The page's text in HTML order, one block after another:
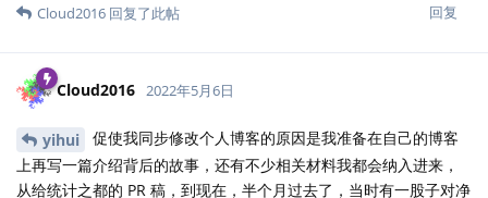
回复
Cloud2016 回复了此帖
Cloud2016 2022年5月6日
yihui
促使我同步修改个人博客的原因是我准备在自己的博客
上再写一篇介绍背后的故事，还有不少相关材料我都会纳入进来，
从给统计之都的 PR 稿，到现在，半个月过去了，当时有一股子对净